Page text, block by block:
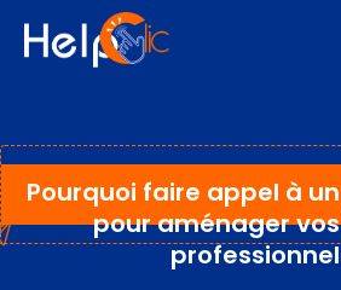
Pourquoi faire appel à
pour aménager